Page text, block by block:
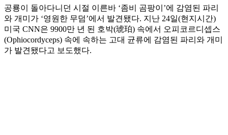
공룡이 돌아다니던 시절 이른바 ‘좀비 곰팡이’에 감염된 파리
와 개미가 ‘영원한 무덤’에서 발견됐다. 지난 24일(현지시간)
미국 CNN은 9900만 년 된 호박(琥珀) 속에서 오피코르디셉스
(Ophiocordyceps) 속에 속하는 고대 균류에 감염된 파리와 개미
가 발견됐다고 보도했다.